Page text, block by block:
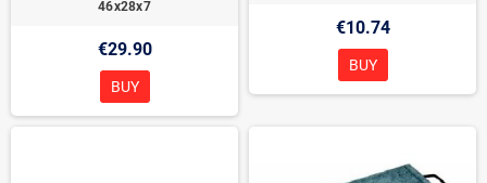
46x28x7
€29.90
BUY
€10.74
BUY